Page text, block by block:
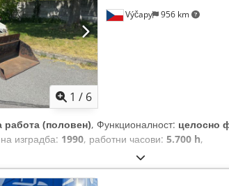
1 / 6
Výčapy 956 km
работа (половен), Функционалност: целосно
изградба: 1990, работни часови: 5.700 h,